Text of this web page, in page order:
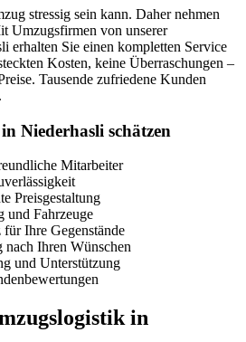
stressig sein kann. Daher nehmen
Umzugsfirmen von unserer
erhalten Sie einen kompletten Service
Kosten, keine Überraschungen –
Tausende zufriedene Kunden
Niederhasli schätzen
Mitarbeiter
Preisgestaltung
und Fahrzeuge
für Ihre Gegenstände
Ihren Wünschen
und Unterstützung
in